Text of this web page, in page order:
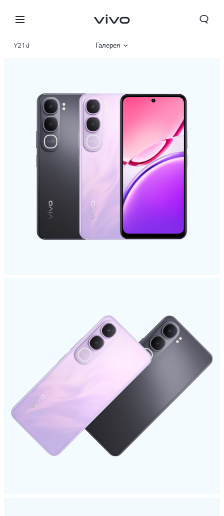
Казахстан(kk) | Елді/аймақты таңдаңыз
Y21d Галерея
Сипаттамалар